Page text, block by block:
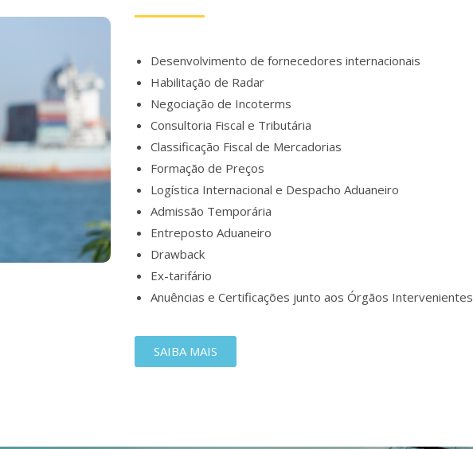
Desenvolvimento de fornecedores internacionais
Habilitação de Radar
Negociação de Incoterms
Consultoria Fiscal e Tributária
Classificação Fiscal de Mercadorias
Formação de Preços
Logística Internacional e Despacho Aduaneiro
Admissão Temporária
Entreposto Aduaneiro
Drawback
Ex-tarifário
Anuências e Certificações junto aos Órgãos Intervenientes
SAIBA MAIS